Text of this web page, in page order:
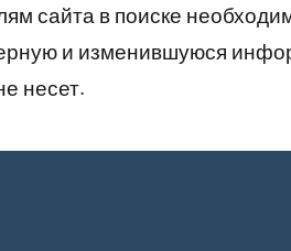
сайта в поиске
и изменившуюся
несет.